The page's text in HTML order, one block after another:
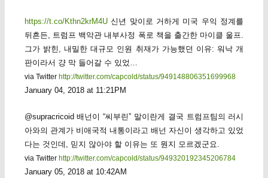
https://t.co/Kthn2krM4U신년 맞이로 거하게 미국 우익 정계를
뒤흔든, 트럼프 백악관 내부사정 폭로 책을 출간한 마이클 울프.
그가 밝힌, 내밀한 대규모 인원 취재가 가능했던 이유: 워낙 개
판이라서 걍 막 들어갈 수 있었…
via Twitter http://twitter.com/capcold/status/949148806351699968
January 04, 2018 at 11:21PM
@supracricoid 배넌이 “씨부린” 말이란게 결국 트럼프팀의 러시
아와의 관계가 비애국적 내통이라고 배넌 자신이 생각하고 있었
다는 것인데, 믿지 않아야 할 이유는 또 뭔지 모르겠군요.
via Twitter http://twitter.com/capcold/status/949320192345206784
January 05, 2018 at 10:42AM